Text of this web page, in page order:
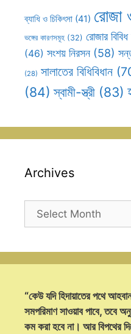
ব্যাধি ও চিকিৎসা (41) রোজা
ভঙ্গের কারণসমূহ (32) রোজার বিবিধ
(46) সংশয় নিরসন (58)
(28) সালাতের বিধিবিধান
(84) স্বামী-স্ত্রী (83)
Archives
Archives
“কেউ যদি হিদায়াতের পথে
সমপরিমাণ সাওয়াব পাবে, তবে
কম করা হবে না। আর বিপথের